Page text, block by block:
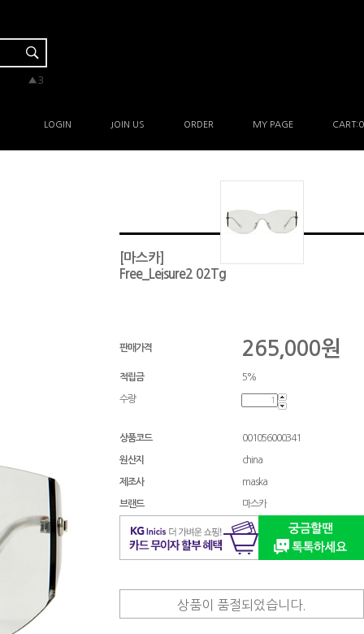
▲3
▲3
▼-2
▲3
▲1
LOGIN JOIN US ORDER MY PAGE CART:0
[마스카]
Free_Leisure2 02Tg
판매가격 265,000원
적립금 5%
수량
상품코드 001056000341
원산지 china
제조사 maska
브랜드 마스카
상품이 품절되었습니다.